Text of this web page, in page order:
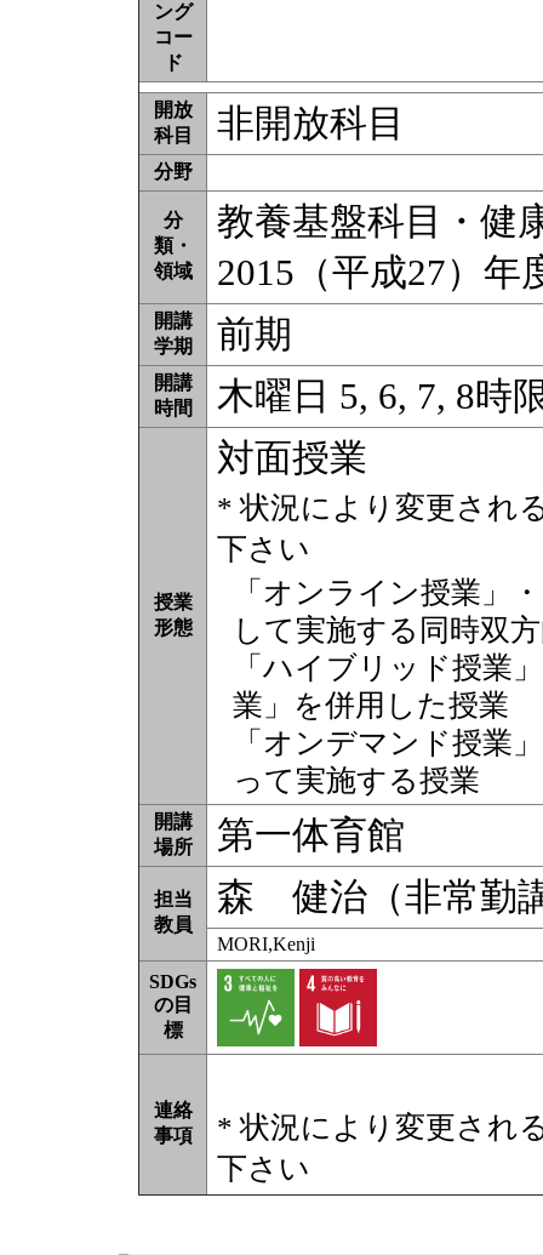
ング
コー
ド
開放
科目
非開放科目
分野
分
類・
領域
教養基盤科目・健
2015（平成27）年
開講
学期
前期
開講
時間
木曜日 5, 6, 7, 8時
授業
形態
対面授業
* 状況により変更され
下さい
「オンライン授業」
して実施する同時双
「ハイブリッド授業
業」を併用した授業
「オンデマンド授業
って実施する授業
開講
場所
第一体育館
担当
教員
森 健治（非常勤
MORI,Kenji
SDGs
の目
標
連絡
事項
* 状況により変更され
下さい